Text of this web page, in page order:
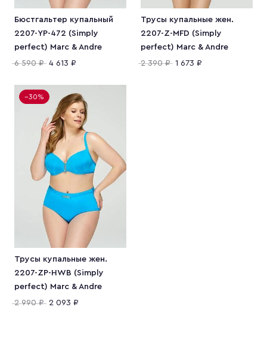
Бюстгальтер купальный
2207-YP-472 (Simply
perfect) Marc & Andre
6 590 ₽ 4 613 ₽
Трусы купальные жен.
2207-Z-MFD (Simply
perfect) Marc & Andre
2 390 ₽ 1 673 ₽
−30%
Трусы купальные жен.
2207-ZP-HWB (Simply
perfect) Marc & Andre
2 990 ₽
2 093 ₽